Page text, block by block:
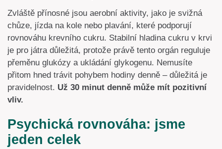
Zvláště přínosné jsou aerobní aktivity, jako je svižná
chůze, jízda na kole nebo plavání, které podporují
rovnováhu krevního cukru. Stabilní hladina cukru v krvi
je pro játra důležitá, protože právě tento orgán reguluje
přeměnu glukózy a ukládání glykogenu. Nemusíte
přitom hned trávit pohybem hodiny denně – důležitá je
pravidelnost. Už 30 minut denně může mít pozitivní
vliv.
Psychická rovnováha: jsme
jeden celek